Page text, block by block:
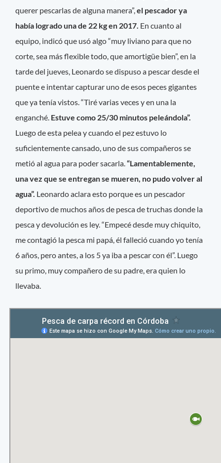
querer pescarlas de alguna manera”,el pescador ya
había logrado una de 22 kg en 2017. En cuanto al
equipo, indicó que usó algo “muy liviano para que no
corte, sea más flexible todo, que amortigüe bien”, en la
tarde del jueves, Leonardo se dispuso a pescar desde el
puente e intentar capturar uno de esos peces gigantes
que ya tenía vistos. “Tiré varias veces y en una la
enganché. Estuve como 25/30 minutos peleándola”.
Luego de esta pelea y cuando el pez estuvo lo
suficientemente cansado, uno de sus compañeros se
metió al agua para poder sacarla.“Lamentablemente,
una vez que se entregan se mueren, no pudo volver al
agua”. Leonardo aclara esto porque es un pescador
deportivo de muchos años de pesca de truchas donde la
pesca y devolución es ley. “Empecé desde muy chiquito,
me contagió la pesca mi papá, él falleció cuando yo tenía
6 años, pero antes, a los 5 ya iba a pescar con él”. Luego
su primo, muy compañero de su padre, era quien lo
llevaba.